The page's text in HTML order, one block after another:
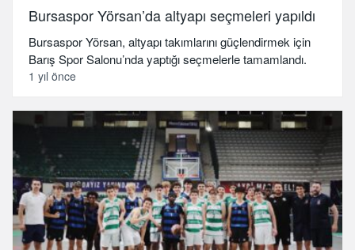
Bursaspor Yörsan’da altyapı seçmeleri yapıldı
Bursaspor Yörsan, altyapı takımlarını güçlendirmek için
Barış Spor Salonu’nda yaptığı seçmelerle tamamlandı.
1 yıl önce